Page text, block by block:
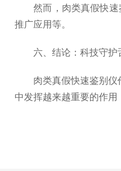
然而，肉类真假快速鉴
推广应用等。
六、结论：科技守护
肉类真假快速鉴别仪作
中发挥越来越重要的作